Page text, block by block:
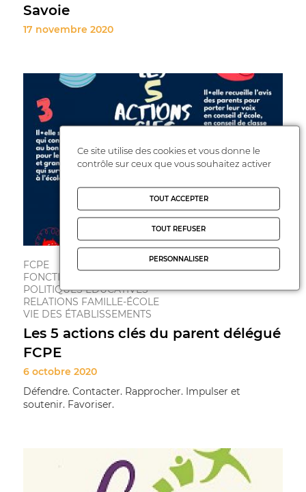
Savoie
17 novembre 2020
FCPE
FONCTIONNEMENT DE L'ÉCOLE
POLITIQUES ÉDUCATIVES
RELATIONS FAMILLE-ÉCOLE
VIE DES ÉTABLISSEMENTS
Les 5 actions clés du parent délégué
FCPE
6 octobre 2020
Défendre. Contacter. Rapprocher. Impulser et
soutenir. Favoriser.
Ce site utilise des cookies et vous donne le
contrôle sur ceux que vous souhaitez activer
TOUT ACCEPTER
TOUT REFUSER
PERSONNALISER